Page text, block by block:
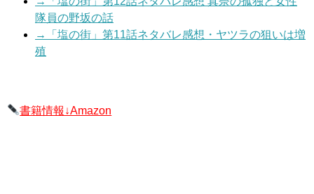
隊員の野坂の話
→「塩の街」第11話ネタバレ感想・ヤツラの狙いは増
殖
書籍情報↓Amazon